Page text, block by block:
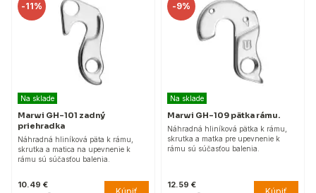
-11%
Na sklade
Marwi GH-101 zadný
priehradka
Náhradná hliníková päta k rámu,
skrutka a matica na upevnenie k
rámu sú súčasťou balenia.
10.49 €
-9%
Na sklade
Marwi GH-109 pätka rámu.
Náhradná hliníková pätka k rámu,
skrutka a matka pre upevnenie k
rámu sú súčasťou balenia.
12.59 €